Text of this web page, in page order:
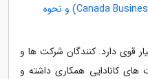
آشنایی با ویزای تجاری کانادا (Canada Business Visa) و نحوه
قوی دارد. کنندگان شرکت ها و
کانادایی همکاری داشته و